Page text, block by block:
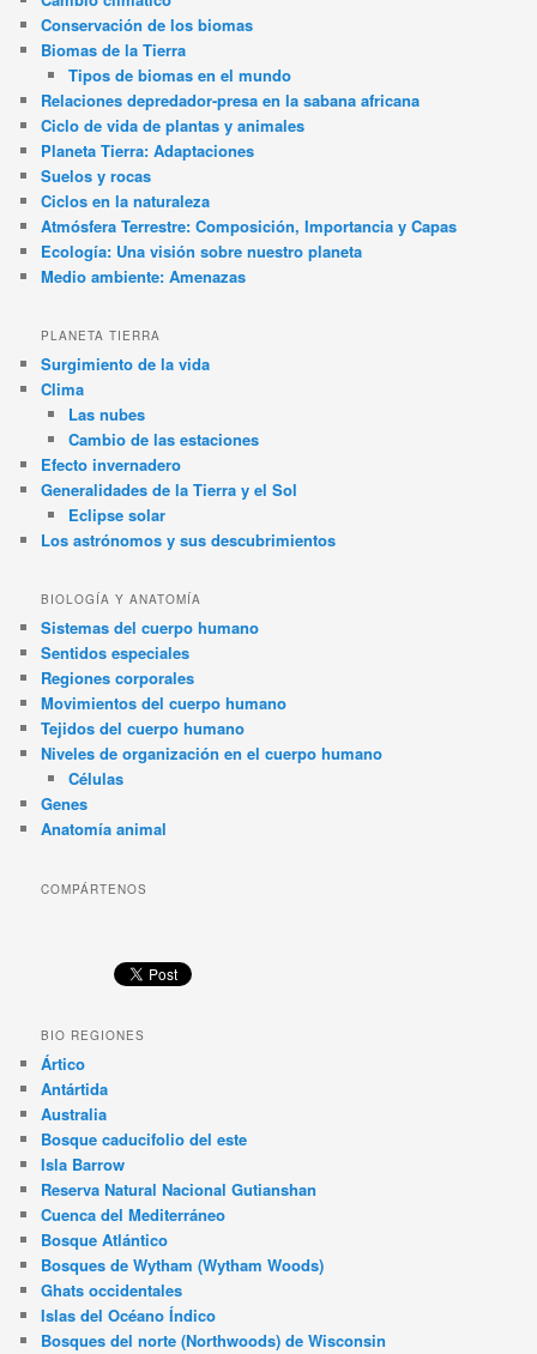
Conservación de los biomas
Biomas de la Tierra
Tipos de biomas en el mundo
Relaciones depredador-presa en la sabana africana
Ciclo de vida de plantas y animales
Planeta Tierra: Adaptaciones
Suelos y rocas
Ciclos en la naturaleza
Atmósfera Terrestre: Composición, Importancia y Capas
Ecología: Una visión sobre nuestro planeta
Medio ambiente: Amenazas
PLANETA TIERRA
Surgimiento de la vida
Clima
Las nubes
Cambio de las estaciones
Efecto invernadero
Generalidades de la Tierra y el Sol
Eclipse solar
Los astrónomos y sus descubrimientos
BIOLOGÍA Y ANATOMÍA
Sistemas del cuerpo humano
Sentidos especiales
Regiones corporales
Movimientos del cuerpo humano
Tejidos del cuerpo humano
Niveles de organización en el cuerpo humano
Células
Genes
Anatomía animal
COMPÁRTENOS
BIO REGIONES
Ártico
Antártida
Australia
Bosque caducifolio del este
Isla Barrow
Reserva Natural Nacional Gutianshan
Cuenca del Mediterráneo
Bosque Atlántico
Bosques de Wytham (Wytham Woods)
Ghats occidentales
Islas del Océano Índico
Bosques del norte (Northwoods) de Wisconsin